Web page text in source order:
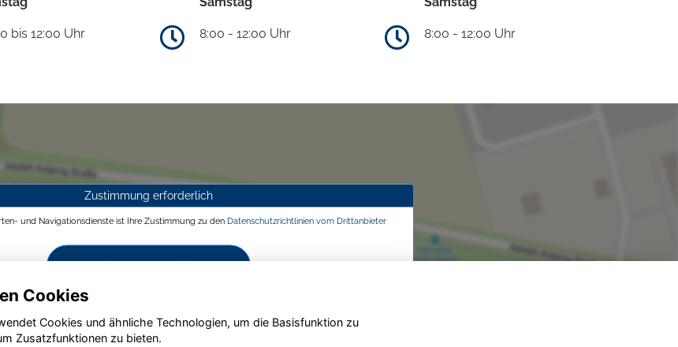
bis 12:00 Uhr 8:00 - 12:00 Uhr 8:00 - 12:00 Uhr
Zustimmung erforderlich
und Navigationsdienste ist Ihre Zustimmung zu den Datenschutzrichtlinien vom Drittanbieter
Cookies
Cookies und ähnliche Technologien, um die Basisfunktion zu
Zusatzfunktionen zu bieten.